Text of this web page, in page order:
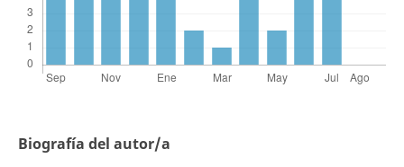
Biografía del autor/a